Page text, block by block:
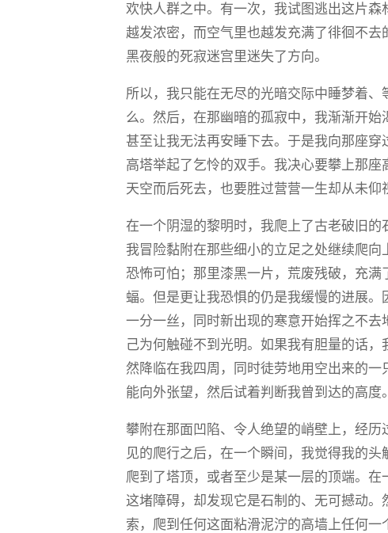
欢快人群之中。有一次，我试图逃出这片
越发浓密，而空气里也越发充满了徘徊不
黑夜般的死寂迷宫里迷失了方向。
所以，我只能在无尽的光暗交际中睡梦着
么。然后，在那幽暗的孤寂中，我渐渐开始
甚至让我无法再安睡下去。于是我向那座
高塔举起了乞怜的双手。我决心要攀上那
天空而后死去，也要胜过营营一生却从未仰
在一个阴湿的黎明时，我爬上了古老破旧的
我冒险黏附在那些细小的立足之处继续爬
恐怖可怕；那里漆黑一片，荒废残破，充
蝠。但是更让我恐惧的仍是我缓慢的进展
一分一丝，同时新出现的寒意开始挥之不
己为何触碰不到光明。如果我有胆量的话
然降临在我四周，同时徒劳地用空出来的
能向外张望，然后试着判断我曾到达的高度。
攀附在那面凹陷、令人绝望的峭壁上，经
见的爬行之后，在一个瞬间，我觉得我的
爬到了塔顶，或者至少是某一层的顶端。
这堵障碍，却发现它是石制的、无可撼动
索，爬到任何这面粘滑泥泞的高墙上任何